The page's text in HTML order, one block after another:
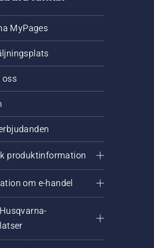
MyPages
oss
produktinformation
om e-handel